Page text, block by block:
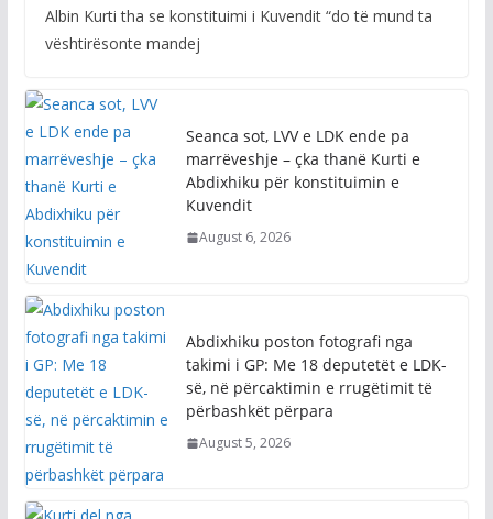
Albin Kurti tha se konstituimi i Kuvendit “do të mund ta
vështirësonte mandej
Seanca sot, LVV e LDK ende pa
marrëveshje – çka thanë Kurti e
Abdixhiku për konstituimin e
Kuvendit
August 6, 2026
Abdixhiku poston fotografi nga
takimi i GP: Me 18 deputetët e LDK-
së, në përcaktimin e rrugëtimit të
përbashkët përpara
August 5, 2026